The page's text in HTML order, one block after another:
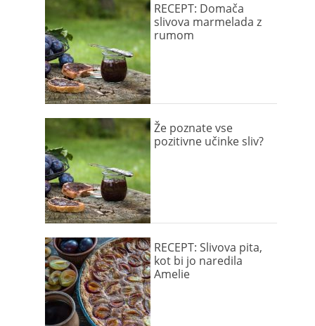
RECEPT: Domača
slivova marmelada z
rumom
Že poznate vse
pozitivne učinke sliv?
RECEPT: Slivova pita,
kot bi jo naredila
Amelie